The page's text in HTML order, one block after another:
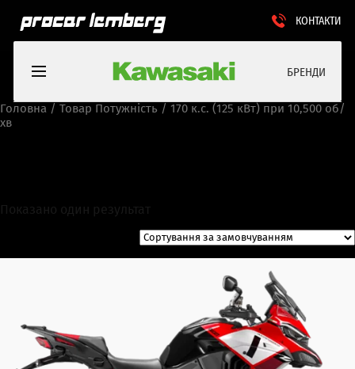
КОНТАКТИ
БРЕНДИ
Головна / Товар Потужність / 170 к.с. (125 кВт) при 10,500 об/
хв
Показано один результат